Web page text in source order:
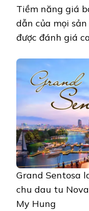
Tiềm năng giá
dẫn của mọi
được đánh giá
Grand Sentosa
chu dau tu
My Hung